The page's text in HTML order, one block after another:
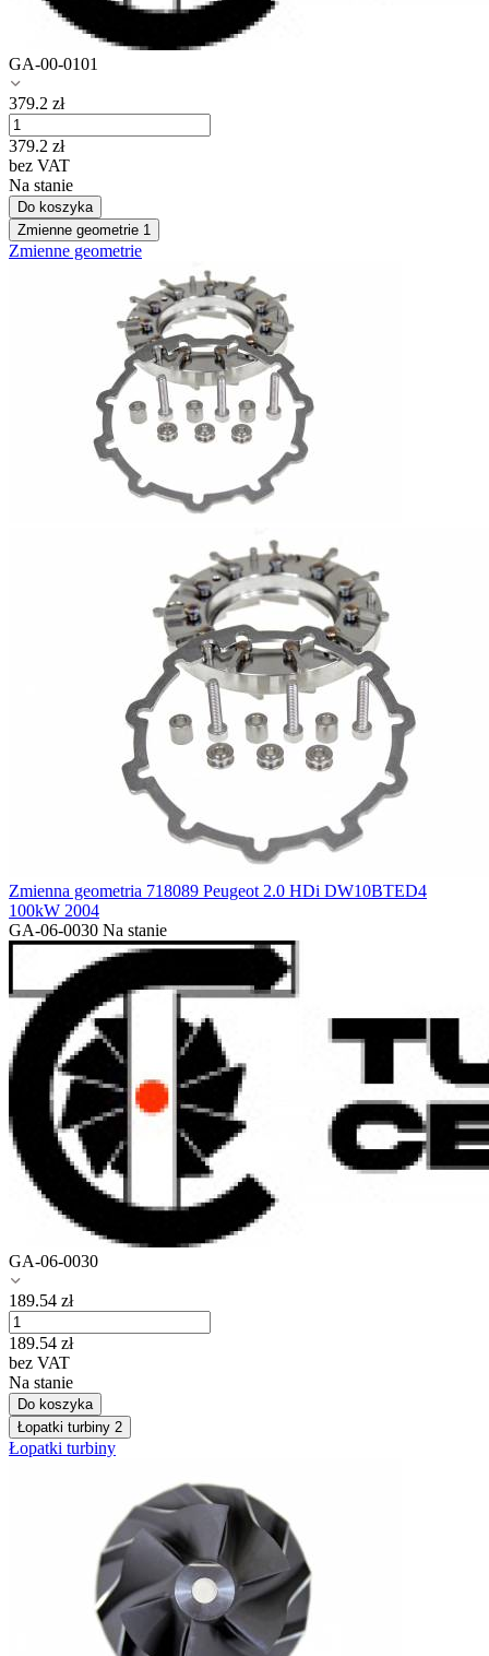
GA-00-0101
379.2 zł
379.2 zł
bez VAT
Na stanie
Do koszyka
Zmienne geometrie 1
Zmienne geometrie
Zmienna geometria 718089 Peugeot 2.0 HDi DW10BTED4
100kW 2004
GA-06-0030 Na stanie
GA-06-0030
189.54 zł
189.54 zł
bez VAT
Na stanie
Do koszyka
Łopatki turbiny 2
Łopatki turbiny